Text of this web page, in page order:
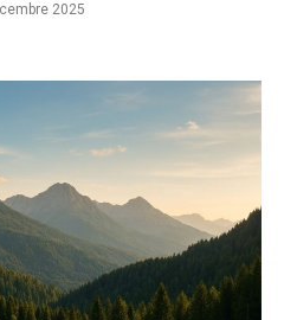
2025